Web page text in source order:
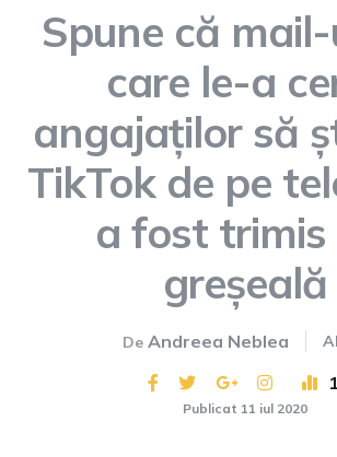
Spune că
care le-a
angajaților să
TikTok de pe
a fost trimis
greșeală
De Andreea Neblea
Publicat 11 iul 2020